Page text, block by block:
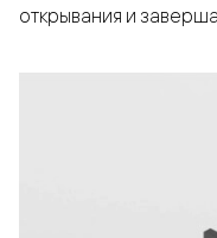
открывания и